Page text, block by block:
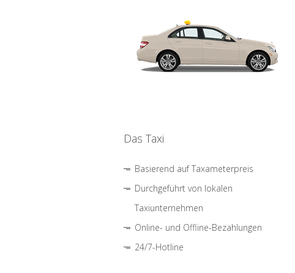
Das Taxi
Basierend auf Taxameterpreis
Durchgeführt von lokalen
Taxiunternehmen
Online- und Offline-Bezahlungen
24/7-Hotline